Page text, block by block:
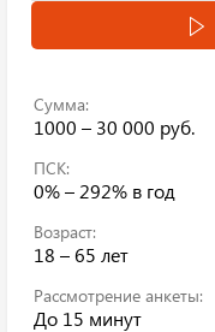
Сумма:
1000 – 30 000 руб.
ПСК:
0% – 292% в год
Возраст:
18 – 65 лет
Рассмотрение анкеты:
До 15 минут